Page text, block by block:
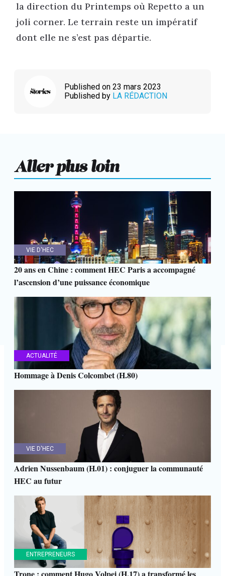
la direction du Printemps où Repetto a un
joli corner. Le terrain reste un impératif
dont elle ne s’est pas départie.
Published on 23 mars 2023
Published by LA RÉDACTION
Aller plus loin
VIE D'HEC
20 ans en Chine : comment HEC Paris a accompagné
l’ascension d’une puissance économique
ACTUALITÉ
Hommage à Denis Colcombet (H.80)
VIE D'HEC
Adrien Nussenbaum (H.01) : conjuguer la communauté
HEC au futur
ENTREPRENEURS